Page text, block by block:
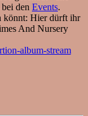
den Events.
könnt: Hier dürft ihr
And Nursery
album-stream